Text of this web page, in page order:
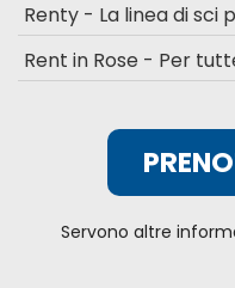
Renty - La linea di sci
Rent in Rose - Per
Servono altre